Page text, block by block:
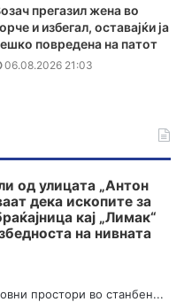
прегазил жена во
и избегал, оставајќи ја
повредена на патот
06.08.2026 21:03
од улицата „Антон
дека ископите за
кај „Лимак“
на нивната
простори во станбен...